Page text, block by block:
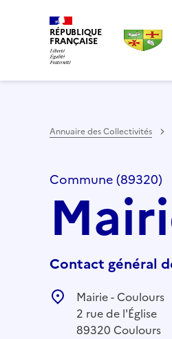
RÉPUBLIQUE
FRANÇAISE
Annuaire des Collectivités
Commune (89320)
Contact général
Mairie - Coulours
2 rue de l'Église
89320 Coulours